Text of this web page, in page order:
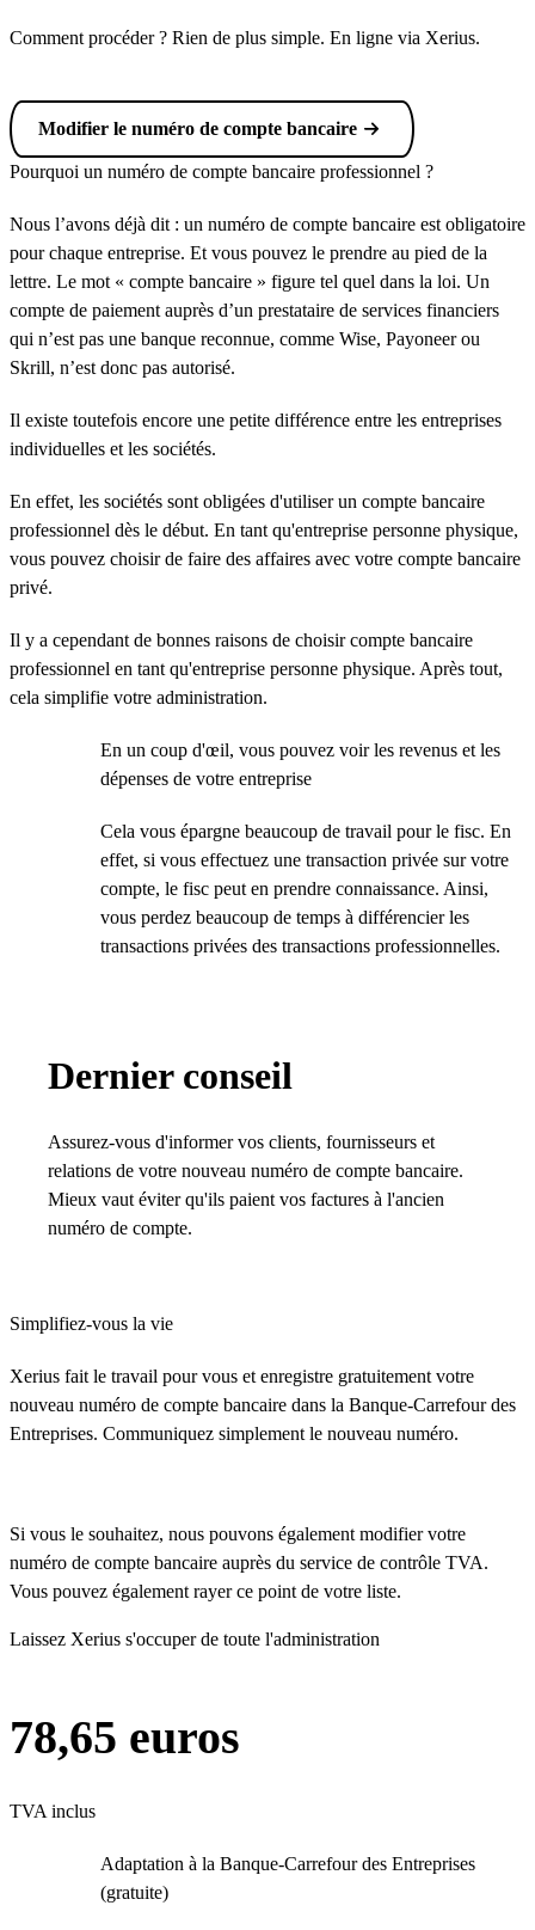
Comment procéder ? Rien de plus simple. En ligne via Xerius.
Modifier le numéro de compte bancaire
Pourquoi un numéro de compte bancaire professionnel ?
Nous l’avons déjà dit : un numéro de compte bancaire est obligatoire
pour chaque entreprise. Et vous pouvez le prendre au pied de la
lettre. Le mot « compte bancaire » figure tel quel dans la loi. Un
compte de paiement auprès d’un prestataire de services financiers
qui n’est pas une banque reconnue, comme Wise, Payoneer ou
Skrill, n’est donc pas autorisé.
Il existe toutefois encore une petite différence entre les entreprises
individuelles et les sociétés.
En effet, les sociétés sont obligées d'utiliser un compte bancaire
professionnel dès le début. En tant qu'entreprise personne physique,
vous pouvez choisir de faire des affaires avec votre compte bancaire
privé.
Il y a cependant de bonnes raisons de choisir compte bancaire
professionnel en tant qu'entreprise personne physique. Après tout,
cela simplifie votre administration.
En un coup d'œil, vous pouvez voir les revenus et les
dépenses de votre entreprise
Cela vous épargne beaucoup de travail pour le fisc. En
effet, si vous effectuez une transaction privée sur votre
compte, le fisc peut en prendre connaissance. Ainsi,
vous perdez beaucoup de temps à différencier les
transactions privées des transactions professionnelles.
Dernier conseil
Assurez-vous d'informer vos clients, fournisseurs et
relations de votre nouveau numéro de compte bancaire.
Mieux vaut éviter qu'ils paient vos factures à l'ancien
numéro de compte.
Simplifiez-vous la vie
Xerius fait le travail pour vous et enregistre gratuitement votre
nouveau numéro de compte bancaire dans la Banque-Carrefour des
Entreprises. Communiquez simplement le nouveau numéro.
Si vous le souhaitez, nous pouvons également modifier votre
numéro de compte bancaire auprès du service de contrôle TVA.
Vous pouvez également rayer ce point de votre liste.
Laissez Xerius s'occuper de toute l'administration
78,65 euros
TVA inclus
Adaptation à la Banque-Carrefour des Entreprises
(gratuite)